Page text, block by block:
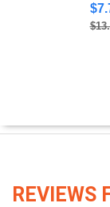
REVIEWS